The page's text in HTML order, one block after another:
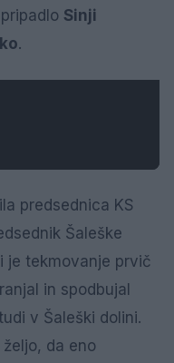
Sinji
.
predsednica KS
Šaleške
je tekmovanje prvič
in spodbujal
v Šaleški dolini.
da eno